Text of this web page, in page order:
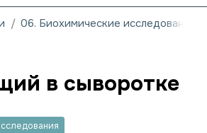
06. Биохимические исследования
в сыворотке